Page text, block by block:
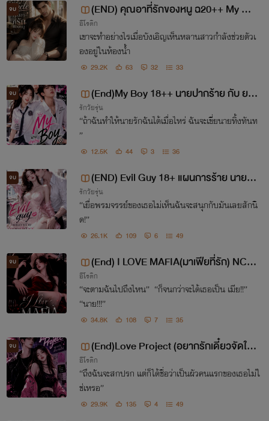
จบ
(END) คุณอาที่รักของหนู ฉ20++ My Un
cle
อีโรติก
เขาจะทำอย่างไรเมื่อบังเอิญเห็นหลานสาวกำลังช่วยตัวเ
องอยู่ในห้องน้ำ
29.2K 63 32 33
จบ
(End)My Boy 18++ นายปากร้าย กับ ยา
ยตัวแสบ
รักวัยรุ่น
“ถ้าฉันทำให้นายรักฉันได้เมื่อไหร่ ฉันจะเขี่ยนายทิ้งทันท
ี”
12.5K 44 3 36
จบ
(END) Evil Guy 18+ แผนการร้าย นายปี
ศาจ
รักวัยรุ่น
“เยื่อพรมจรรย์ของเธอไม่เห็นฉันจะสนุกกับมันเลยสักนิ
ด!”
26.1K 109 6 49
จบ
(End) I LOVE MAFIA(มาเฟียที่รัก) NC18
+
อีโรติก
“จะตามฉันไปถึงไหน” “ก็จนกว่าจะได้เธอเป็น เมีย!!”
“นาย!!!”
34.8K 108 7 35
จบ
(End)Love Project (อยากรักเดี๋ยวจัดให้
NC18++)
อีโรติก
“ถึงฉันจะสกปรก แต่ก็ได้ชื่อว่าเป็นผัวคนแรกของเธอไม่ใ
ช่เหรอ”
29.9K 135 4 49